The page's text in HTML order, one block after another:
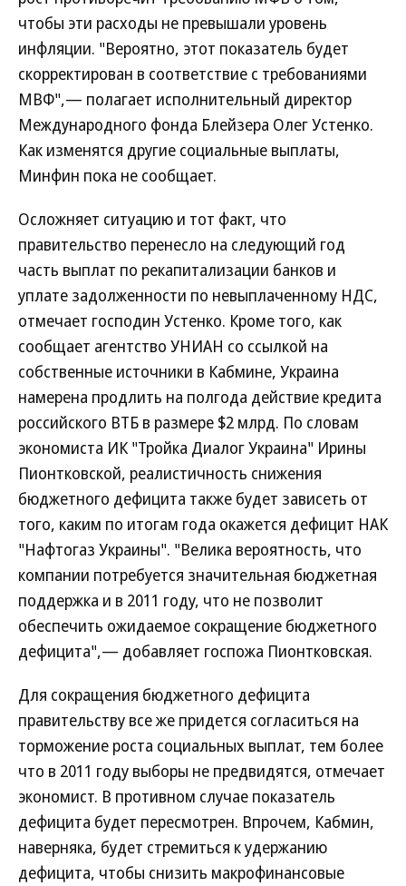
чтобы эти расходы не превышали уровень
инфляции. "Вероятно, этот показатель будет
скорректирован в соответствие с требованиями
МВФ",— полагает исполнительный директор
Международного фонда Блейзера Олег Устенко.
Как изменятся другие социальные выплаты,
Минфин пока не сообщает.
Осложняет ситуацию и тот факт, что
правительство перенесло на следующий год
часть выплат по рекапитализации банков и
уплате задолженности по невыплаченному НДС,
отмечает господин Устенко. Кроме того, как
сообщает агентство УНИАН со ссылкой на
собственные источники в Кабмине, Украина
намерена продлить на полгода действие кредита
российского ВТБ в размере $2 млрд. По словам
экономиста ИК "Тройка Диалог Украина" Ирины
Пионтковской, реалистичность снижения
бюджетного дефицита также будет зависеть от
того, каким по итогам года окажется дефицит НАК
"Нафтогаз Украины". "Велика вероятность, что
компании потребуется значительная бюджетная
поддержка и в 2011 году, что не позволит
обеспечить ожидаемое сокращение бюджетного
дефицита",— добавляет госпожа Пионтковская.
Для сокращения бюджетного дефицита
правительству все же придется согласиться на
торможение роста социальных выплат, тем более
что в 2011 году выборы не предвидятся, отмечает
экономист. В противном случае показатель
дефицита будет пересмотрен. Впрочем, Кабмин,
наверняка, будет стремиться к удержанию
дефицита, чтобы снизить макрофинансовые